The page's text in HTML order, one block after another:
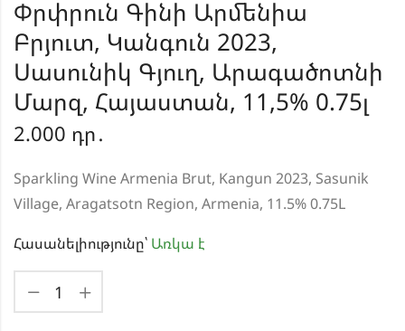
Փրփրուն Գինի Արմենիա
Բրյուտ, Կանգուն 2023,
Սասունիկ Գյուղ, Արագածոտնի
Մարզ, Հայաստան, 11,5% 0.75լ
2.000 դր․
Sparkling Wine Armenia Brut, Kangun 2023, Sasunik
Village, Aragatsotn Region, Armenia, 11.5% 0.75L
Հասանելիությունը՝ Առկա է